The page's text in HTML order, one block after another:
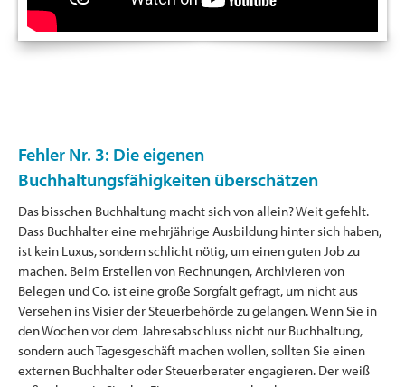
Fehler Nr. 3: Die eigenen
Buchhaltungsfähigkeiten überschätzen
Das bisschen Buchhaltung macht sich von allein? Weit gefehlt.
Dass Buchhalter eine mehrjährige Ausbildung hinter sich haben,
ist kein Luxus, sondern schlicht nötig, um einen guten Job zu
machen. Beim Erstellen von Rechnungen, Archivieren von
Belegen und Co. ist eine große Sorgfalt gefragt, um nicht aus
Versehen ins Visier der Steuerbehörde zu gelangen. Wenn Sie in
den Wochen vor dem Jahresabschluss nicht nur Buchhaltung,
sondern auch Tagesgeschäft machen wollen, sollten Sie einen
externen Buchhalter oder Steuerberater engagieren. Der weiß